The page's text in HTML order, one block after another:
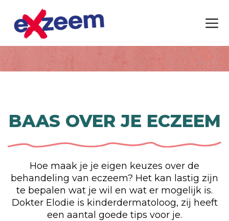
BAAS OVER JE ECZEEM
Hoe maak je je eigen keuzes over de
behandeling van eczeem? Het kan lastig zijn
te bepalen wat je wil en wat er mogelijk is.
Dokter Elodie is kinderdermatoloog, zij heeft
een aantal goede tips voor je.